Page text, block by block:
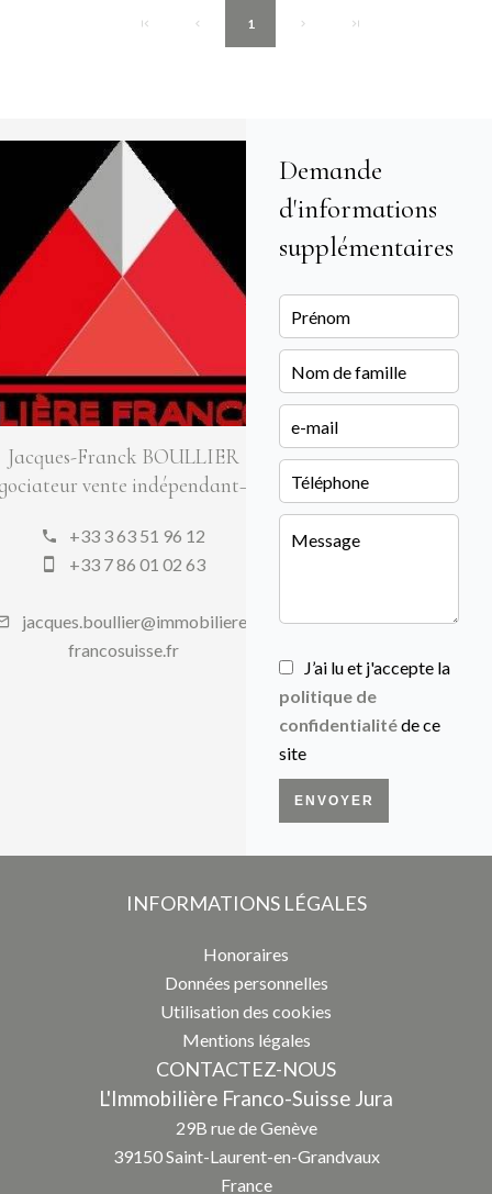
1
Jacques-Franck BOULLIER
vente indépendant– EI
+33 3 63 51 96 12
+33 7 86 01 02 63
jacques.boullier@immobiliere-
francosuisse.fr
Demande
d'informations
supplémentaires
J’ai lu et j'accepte la
politique de
confidentialitéde ce
site
ENVOYER
INFORMATIONS LÉGALES
Honoraires
Données personnelles
Utilisation des cookies
Mentions légales
CONTACTEZ-NOUS
L'Immobilière Franco-Suisse Jura
29B rue de Genève
39150Saint-Laurent-en-Grandvaux
France